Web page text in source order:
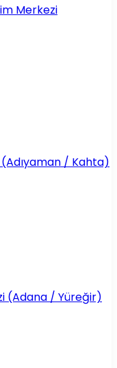
Merkezi
/ Kahta)
(Adana / Yüreğir)